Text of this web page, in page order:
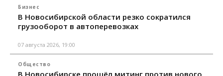
Бизнес
В Новосибирской области резко сократился
грузооборот в автоперевозках
07 августа 2026, 19:00
Общество